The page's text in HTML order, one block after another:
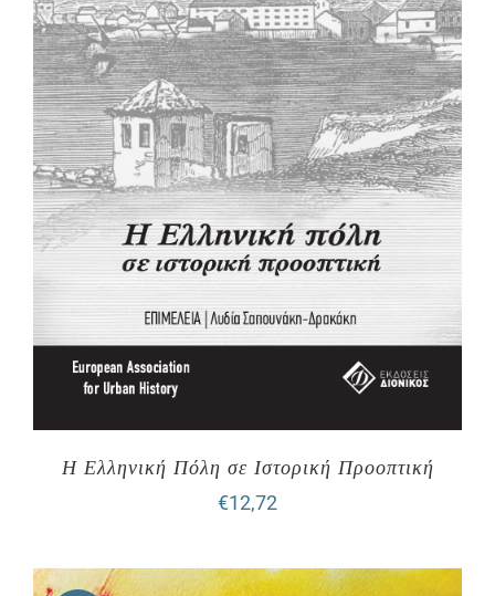
Η Ελληνική Πόλη σε Ιστορική Προοπτική
€12,72